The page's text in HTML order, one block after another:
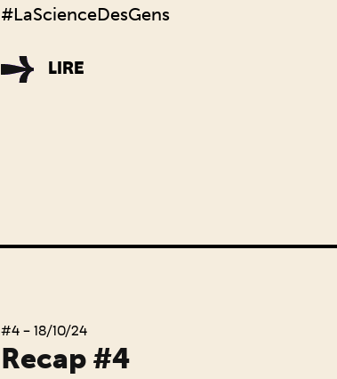
#LaScienceDesGens
LIRE
#4 - 18/10/24
Recap #4